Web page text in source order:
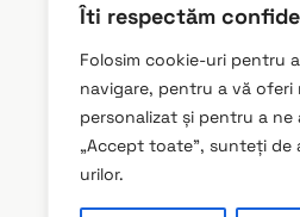
Îti respectăm
Folosim cookie-uri pentru
navigare, pentru a vă
personalizat și pentru a
„Accept toate”, sunteți
urilor.
Servicii integrate, de
clădiri noi sau
Termeni și condiții•
© 2026